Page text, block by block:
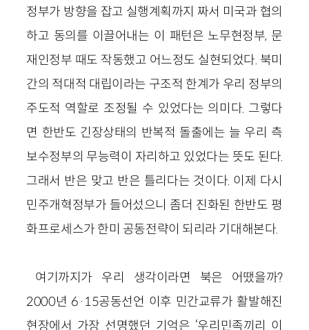
정부가 방향을 잡고 실행계획까지 짜서 미국과 협의
하고 동의를 이끌어내는 이 패턴은 노무현정부, 문
재인정부 때도 작동했고 어느정도 실현되었다. 북미
간의 적대적 대립이라는 구조적 한계가 우리 정부의
주도적 역할로 조정될 수 있었다는 의미다. 그렇다
면 한반도 긴장상태의 반복적 돌출에는 늘 우리 측
보수정부의 무능력이 자리하고 있었다는 뜻도 된다.
그래서 반은 맞고 반은 틀리다는 것이다. 이제 다시
민주개혁정부가 들어섰으니 좀더 진화된 한반도 평
화프로세스가 한미 공동전략이 되리라 기대해본다.
여기까지가 우리 생각이라면 북은 어땠을까?
2000년 6·15공동선언 이후 민간교류가 활발해진
현장에서 가장 선명했던 기억은 ‘우리민족끼리 이